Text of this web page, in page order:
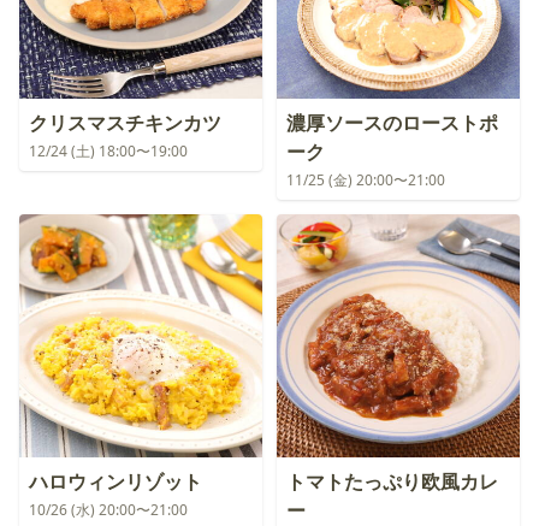
クリスマスチキンカツ
12/24 (土) 18:00〜19:00
濃厚ソースのローストポ
ーク
11/25 (金) 20:00〜21:00
ハロウィンリゾット
10/26 (水) 20:00〜21:00
トマトたっぷり欧風カレ
ー